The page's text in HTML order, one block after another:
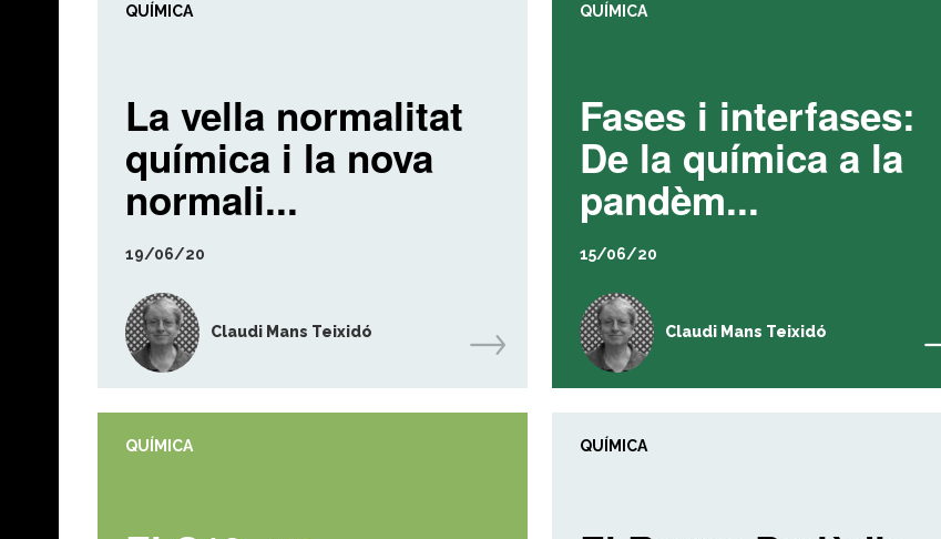
QUÍMICA
La vella normalitat
química i la nova
normali...
19/06/20
Claudi Mans Teixidó
QUÍMICA
Fases i interfases:
De la química a la
pandèm...
15/06/20
Claudi Mans Teixidó
QUÍMICA QUÍMICA